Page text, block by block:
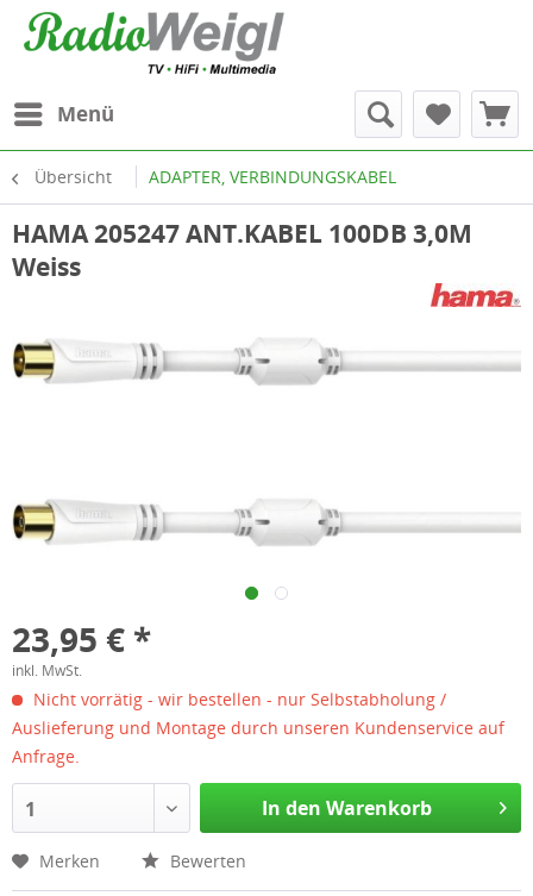
Menü
Übersicht ADAPTER, VERBINDUNGSKABEL
HAMA 205247 ANT.KABEL 100DB 3,0M
Weiss
23,95 € *
inkl. MwSt.
Nicht vorrätig - wir bestellen - nur Selbstabholung /
Auslieferung und Montage durch unseren Kundenservice auf
Anfrage.
1 In den Warenkorb
Merken Bewerten